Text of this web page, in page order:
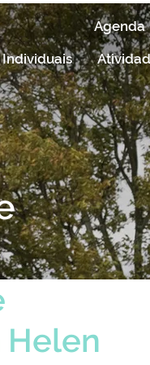
Agenda
Helen